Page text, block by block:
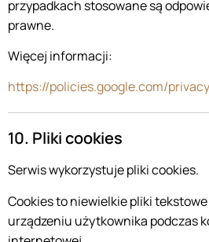
przypadkach stosowane są
prawne.
Więcej informacji:
https://policies.google.com/privacy
10. Pliki cookies
Serwis wykorzystuje pliki cookies.
Cookies to niewielkie pliki
urządzeniu użytkownika podczas